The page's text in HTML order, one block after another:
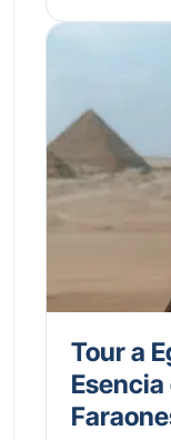
Tour a
Esencia